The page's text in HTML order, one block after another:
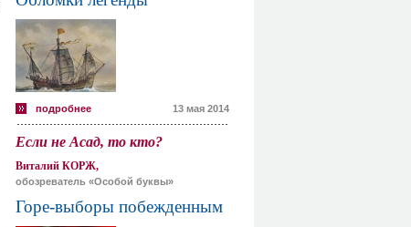
подробнее 13 мая 2014
Если не Асад, то кто?
Виталий КОРЖ,
обозреватель «Особой буквы»
Горе-выборы побежденным